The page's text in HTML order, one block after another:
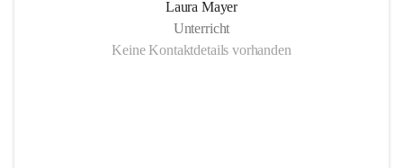
Laura Mayer
Unterricht
Keine Kontaktdetails vorhanden